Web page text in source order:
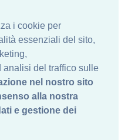
i cookie per
essenziali del sito,
analisi del traffico sulle
nel nostro sito
alla nostra
e gestione dei